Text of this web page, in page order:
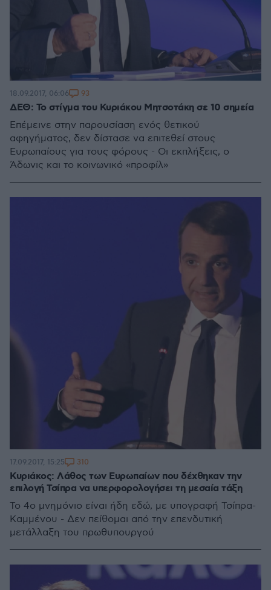
ΔΕΘ: Το στίγμα του Κυριάκου Μητσοτάκη σε 10 σημεία
Επέμεινε στην παρουσίαση ενός θετικού
αφηγήματος, δεν δίστασε να επιτεθεί στους
Ευρωπαίους για τους φόρους - Οι εκπλήξεις, ο
Άδωνις και το κοινωνικό «προφίλ»
18.09.2017, 06:06 93
Κυριάκος: Λάθος των Ευρωπαίων που δέχθηκαν την
επιλογή Τσίπρα να υπερφορολογήσει τη μεσαία τάξη
Το 4ο μνημόνιο είναι ήδη εδώ, με υπογραφή Τσίπρα-
Καμμένου - Δεν πείθομαι από την επενδυτική
μετάλλαξη του πρωθυπουργού
17.09.2017, 15:25 310